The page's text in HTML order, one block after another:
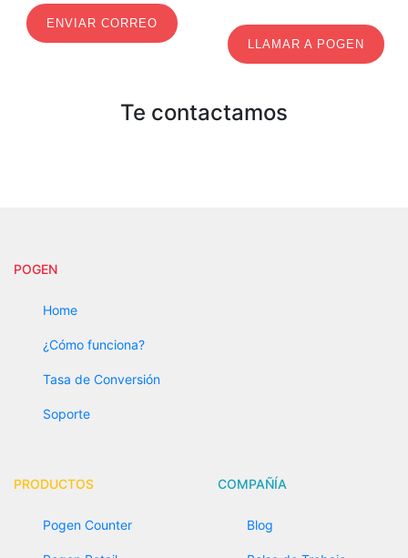
ENVIAR CORREO
LLAMAR A POGEN
Te contactamos
POGEN
Home
¿Cómo funciona?
Tasa de Conversión
Soporte
PRODUCTOS
Pogen Counter
COMPAÑÍA
Blog